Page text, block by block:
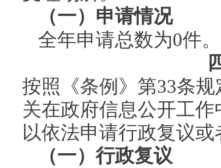
（一）申请情况
全年申请总数为0件。
按照《条例》第33条规
关在政府信息公开工
以依法申请行政复议
（一）行政复议